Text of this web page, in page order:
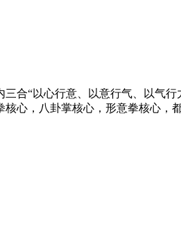
“以心行意、以意行气、以气行
心，八卦掌核心，形意拳核心，